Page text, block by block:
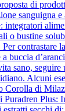
di
sanguigna
integratori
o bustine
contrastare
a buccia
sano, seguire
Alcuni
Corolla di
Plus: